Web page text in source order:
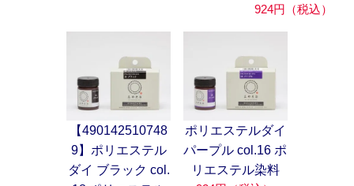
924円（税込）
【490142510748
9】ポリエステル
ダイ ブラック col.
ポリエステルダイ
パープル col.16 ポ
リエステル染料